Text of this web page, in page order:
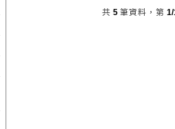
共 5 筆資料，第